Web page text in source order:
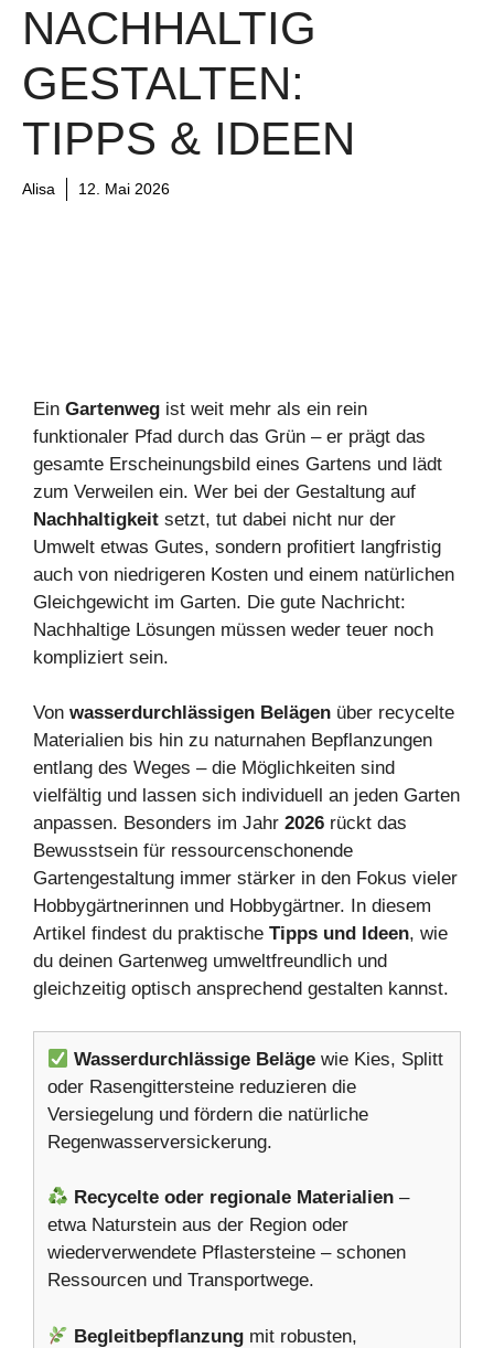
NACHHALTIG
GESTALTEN:
TIPPS & IDEEN
Alisa 12. Mai 2026
Ein Gartenweg ist weit mehr als ein rein
funktionaler Pfad durch das Grün – er prägt das
gesamte Erscheinungsbild eines Gartens und lädt
zum Verweilen ein. Wer bei der Gestaltung auf
Nachhaltigkeit setzt, tut dabei nicht nur der
Umwelt etwas Gutes, sondern profitiert langfristig
auch von niedrigeren Kosten und einem natürlichen
Gleichgewicht im Garten. Die gute Nachricht:
Nachhaltige Lösungen müssen weder teuer noch
kompliziert sein.
Von wasserdurchlässigen Belägen über recycelte
Materialien bis hin zu naturnahen Bepflanzungen
entlang des Weges – die Möglichkeiten sind
vielfältig und lassen sich individuell an jeden Garten
anpassen. Besonders im Jahr 2026 rückt das
Bewusstsein für ressourcenschonende
Gartengestaltung immer stärker in den Fokus vieler
Hobbygärtnerinnen und Hobbygärtner. In diesem
Artikel findest du praktische Tipps und Ideen, wie
du deinen Gartenweg umweltfreundlich und
gleichzeitig optisch ansprechend gestalten kannst.
Wasserdurchlässige Beläge wie Kies, Splitt
oder Rasengittersteine reduzieren die
Versiegelung und fördern die natürliche
Regenwasserversickerung.
Recycelte oder regionale Materialien –
etwa Naturstein aus der Region oder
wiederverwendete Pflastersteine – schonen
Ressourcen und Transportwege.
Begleitbepflanzung mit robusten,